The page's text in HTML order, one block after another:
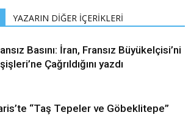
YAZARIN DİĞER İÇERİKLERİ
Basını: İran, Fransız Büyükelçisi’ni
Çağrıldığını yazdı
“Taş Tepeler ve Göbeklitepe”